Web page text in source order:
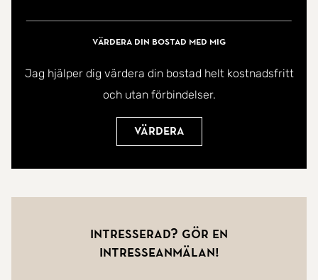
Värdera din bostad med mig
Jag hjälper dig värdera din bostad helt kostnadsfritt
och utan förbindelser.
Värdera
Intresserad? Gör en
intresseanmälan!